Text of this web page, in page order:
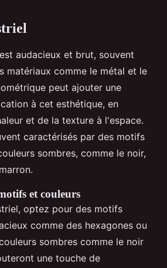
audacieux et brut, souvent
matériaux comme le métal et le
peut ajouter une
à cet esthétique, en
et de la texture à l'espace.
caractérisés par des motifs
sombres, comme le noir,
et couleurs
optez pour des motifs
comme des hexagones ou
sombres comme le noir
une touche de